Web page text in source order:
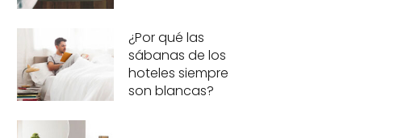
¿Por qué las
sábanas de los
hoteles siempre
son blancas?